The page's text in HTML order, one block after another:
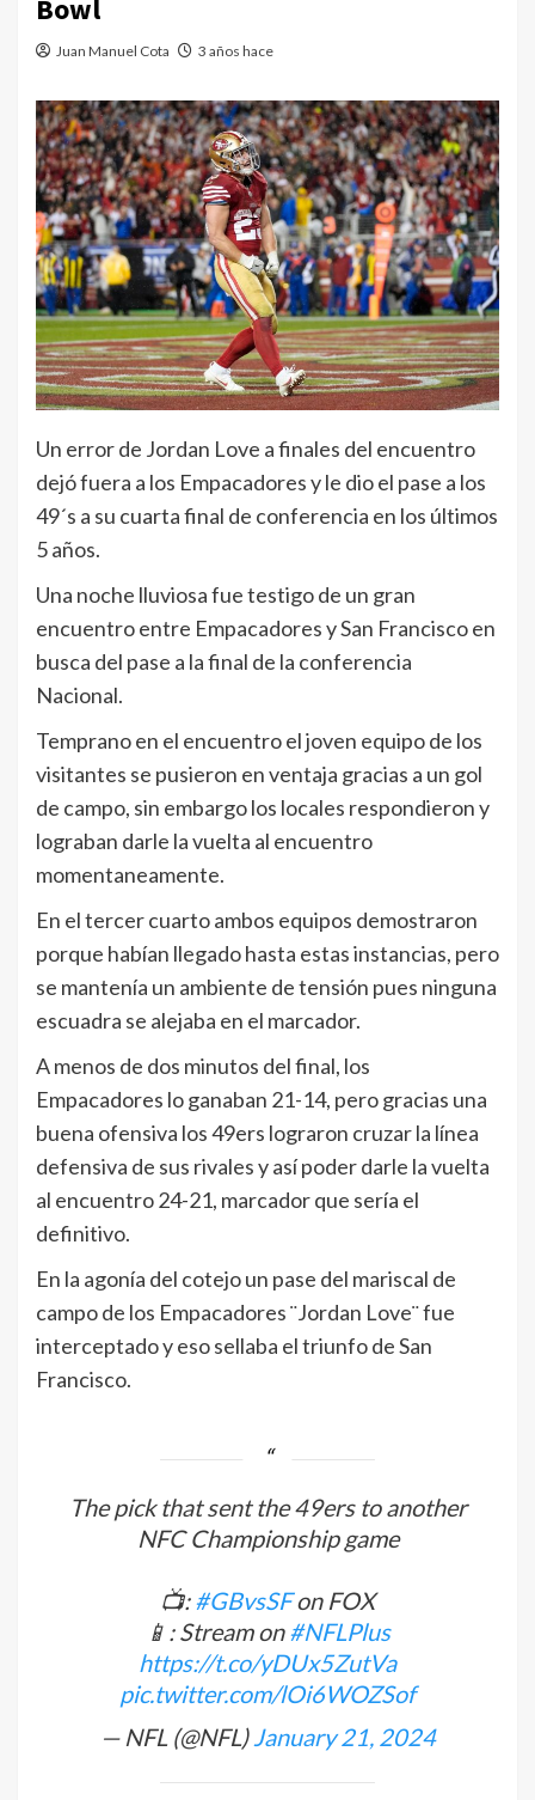
Bowl
Juan Manuel Cota 3 años hace
Un error de Jordan Love a finales del encuentro
dejó fuera a los Empacadores y le dio el pase a los
49´s a su cuarta final de conferencia en los últimos
5 años.
Una noche lluviosa fue testigo de un gran
encuentro entre Empacadores y San Francisco en
busca del pase a la final de la conferencia
Nacional.
Temprano en el encuentro el joven equipo de los
visitantes se pusieron en ventaja gracias a un gol
de campo, sin embargo los locales respondieron y
lograban darle la vuelta al encuentro
momentaneamente.
En el tercer cuarto ambos equipos demostraron
porque habían llegado hasta estas instancias, pero
se mantenía un ambiente de tensión pues ninguna
escuadra se alejaba en el marcador.
A menos de dos minutos del final, los
Empacadores lo ganaban 21-14, pero gracias una
buena ofensiva los 49ers lograron cruzar la línea
defensiva de sus rivales y así poder darle la vuelta
al encuentro 24-21, marcador que sería el
definitivo.
En la agonía del cotejo un pase del mariscal de
campo de los Empacadores ¨Jordan Love¨ fue
interceptado y eso sellaba el triunfo de San
Francisco.
The pick that sent the 49ers to another
NFC Championship game
📺:#GBvsSFon FOX
📱: Stream on#NFLPlus
https://t.co/yDUx5ZutVa
pic.twitter.com/lOi6WOZSof
— NFL (@NFL) January 21, 2024